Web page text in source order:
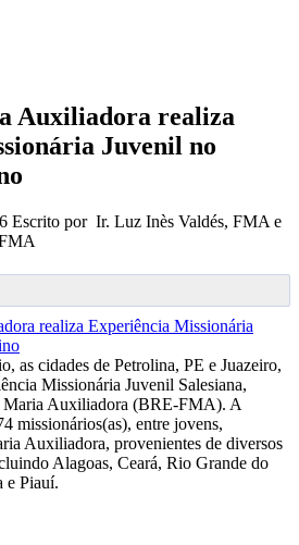
Auxiliadora realiza
Juvenil no
Escrito por Ir. Luz Inès Valdés, FMA e
as cidades de Petrolina, PE e Juazeiro,
Missionária Juvenil Salesiana,
Maria Auxiliadora (BRE-FMA). A
missionários(as), entre jovens,
Auxiliadora, provenientes de diversos
Alagoas, Ceará, Rio Grande do
e Piauí.